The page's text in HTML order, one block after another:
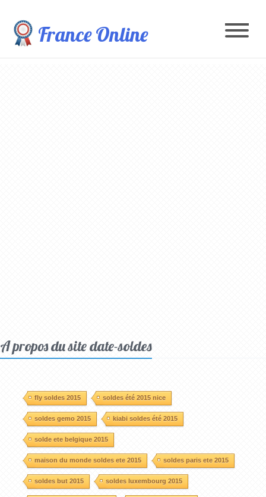
France Online
A propos du site date-soldes
fly soldes 2015 soldes été 2015 nice
soldes gemo 2015 kiabi soldes été 2015
solde ete belgique 2015
maison du monde soldes ete 2015 soldes paris ete 2015
soldes but 2015 soldes luxembourg 2015